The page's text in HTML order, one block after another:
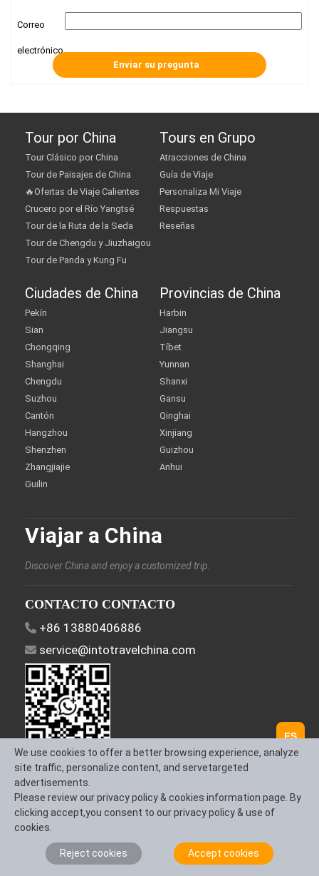
Correo
electrónico
Tour por China
Tour Clásico por China
Tour de Paisajes de China
🔥Ofertas de Viaje Calientes
Crucero por el Río Yangtsé
Tour de la Ruta de la Seda
Tour de Chengdu y Jiuzhaigou
Tour de Panda y Kung Fu
Tours en Grupo
Atracciones de China
Guía de Viaje
Personaliza Mi Viaje
Respuestas
Reseñas
Ciudades de China
Pekín
Sian
Chongqing
Shanghai
Chengdu
Suzhou
Cantón
Hangzhou
Shenzhen
Zhangjiajie
Guilin
Provincias de China
Harbin
Jiangsu
Tíbet
Yunnan
Shanxi
Gansu
Qinghai
Xinjiang
Guizhou
Anhui
Viajar a China
Discover China and enjoy a customized trip.
CONTACTO CONTACTO
+86 13880406886
service@intotravelchina.com
Síguenos
Condiciones
ES
We use cookies to offer a better browsing experience, analyze
site traffic, personalize content, and servetargeted
advertisements.
Please review our privacy policy & cookies information page. By
clicking accept,you consent to our privacy policy & use of
cookies.
Reject cookies Accept cookies